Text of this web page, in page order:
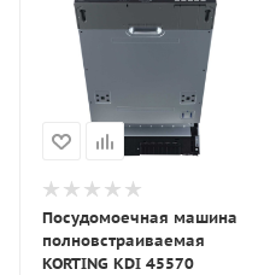
Посудомоечная машина
полновстраиваемая
KORTING KDI 45570